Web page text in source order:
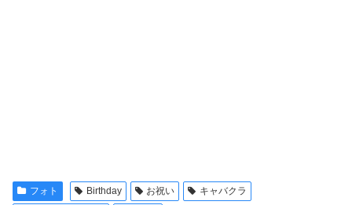
フォト Birthday お祝い
キャバクラ